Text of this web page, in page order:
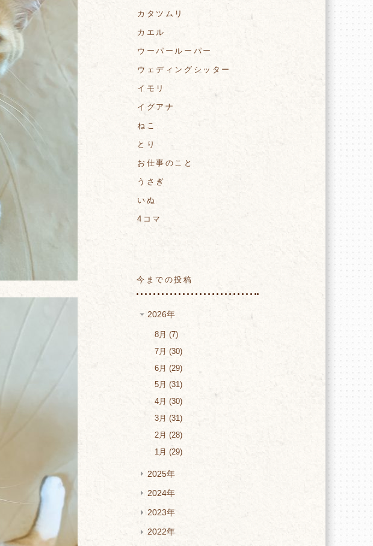
カタツムリ
カエル
ウーパールーパー
ウェディングシッター
イモリ
イグアナ
ねこ
とり
お仕事のこと
うさぎ
いぬ
4コマ
今までの投稿
2026年
8月
7
7月
30
6月
29
5月
31
4月
30
3月
31
2月
28
1月
29
2025年
2024年
2023年
2022年